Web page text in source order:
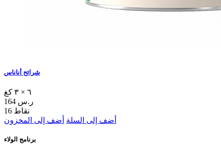
شرائح أناناس
٦ × ٣ كغ
164 ر.س
16 نقاط
أضف إلى السلة أضف إلى المخزون
برنامج الولاء